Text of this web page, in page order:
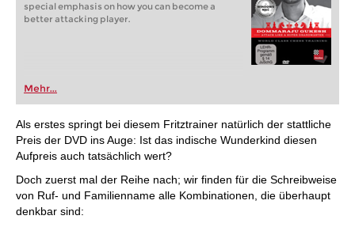
special emphasis on how you can become a
better attacking player.
Mehr...
Als erstes springt bei diesem Fritztrainer natürlich der stattliche
Preis der DVD ins Auge: Ist das indische Wunderkind diesen
Aufpreis auch tatsächlich wert?
Doch zuerst mal der Reihe nach; wir finden für die Schreibweise
von Ruf- und Familienname alle Kombinationen, die überhaupt
denkbar sind: